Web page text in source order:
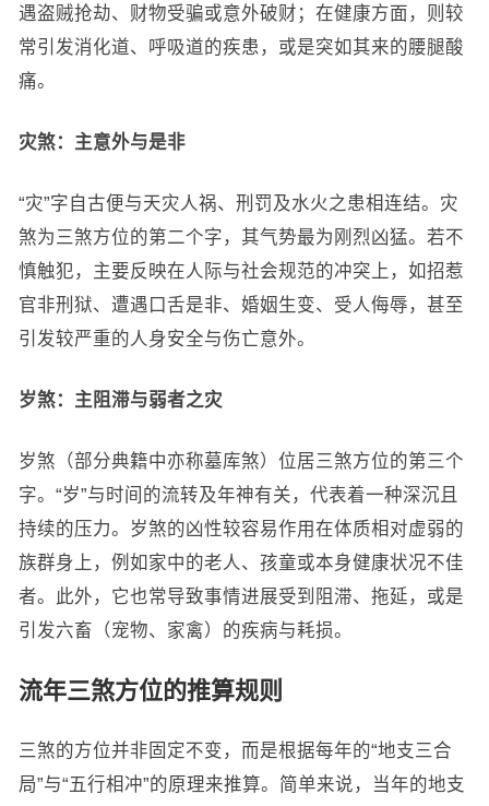
遇盗贼抢劫、财物受骗或意外破财；在健康方面，则较
常引发消化道、呼吸道的疾患，或是突如其来的腰腿酸
痛。
灾煞：主意外与是非
“灾”字自古便与天灾人祸、刑罚及水火之患相连结。灾
煞为三煞方位的第二个字，其气势最为刚烈凶猛。若不
慎触犯，主要反映在人际与社会规范的冲突上，如招惹
官非刑狱、遭遇口舌是非、婚姻生变、受人侮辱，甚至
引发较严重的人身安全与伤亡意外。
岁煞：主阻滞与弱者之灾
岁煞（部分典籍中亦称墓库煞）位居三煞方位的第三个
字。“岁”与时间的流转及年神有关，代表着一种深沉且
持续的压力。岁煞的凶性较容易作用在体质相对虚弱的
族群身上，例如家中的老人、孩童或本身健康状况不佳
者。此外，它也常导致事情进展受到阻滞、拖延，或是
引发六畜（宠物、家禽）的疾病与耗损。
流年三煞方位的推算规则
三煞的方位并非固定不变，而是根据每年的“地支三合
局”与“五行相冲”的原理来推算。简单来说，当年的地支